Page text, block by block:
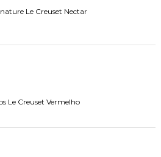
Le Creuset Nectar
Le Creuset Vermelho